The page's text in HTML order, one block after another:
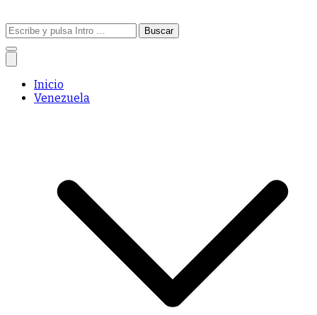
Buscar:
Inicio
Venezuela